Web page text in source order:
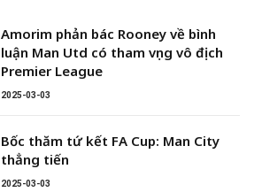
Amorim phản bác Rooney về bình
luận Man Utd có tham vọng vô địch
Premier League
2025-03-03
Bốc thăm tứ kết FA Cup: Man City
thẳng tiến
2025-03-03